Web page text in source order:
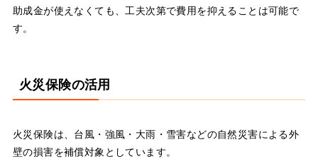
助成金が使えなくても、工夫次第で費用を抑えることは可能で
す。
火災保険の活用
火災保険は、台風・強風・大雨・雪害などの自然災害による外
壁の損害を補償対象としています。